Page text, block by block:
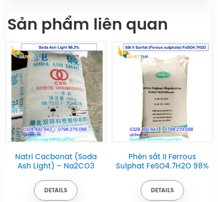
Sản phẩm liên quan
Phèn sắt II Ferrous
Sulphat FeSO4.7H2O 98%
DETAILS
Muối Tinh Khiết Trung
Quốc NaCl Min 99% –
DETAILS